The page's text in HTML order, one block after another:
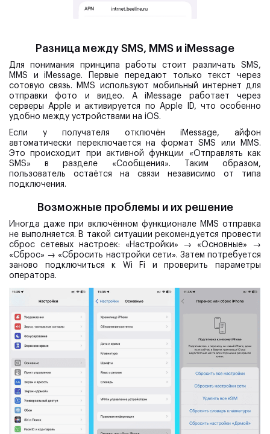
Разница между SMS, MMS и iMessage
Для понимания принципа работы стоит различать SMS,
MMS и iMessage. Первые передают только текст через
сотовую связь. MMS используют мобильный интернет для
отправки фото и видео. А iMessage работает через
серверы Apple и активируется по Apple ID, что особенно
удобно между устройствами на iOS.
Если у получателя отключён iMessage, айфон
автоматически переключается на формат SMS или MMS.
Это происходит при активной функции «Отправлять как
SMS» в разделе «Сообщения». Таким образом,
пользователь остаётся на связи независимо от типа
подключения.
Возможные проблемы и их решение
Иногда даже при включённом функционале MMS отправка
не выполняется. В такой ситуации рекомендуется провести
сброс сетевых настроек: «Настройки» → «Основные» →
«Сброс» → «Сбросить настройки сети». Затем потребуется
заново подключиться к Wi Fi и проверить параметры
оператора.